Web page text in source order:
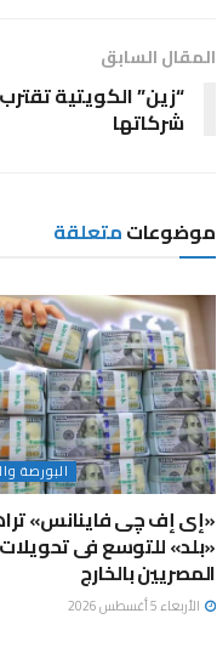
المقال السابق
“زين” الكويتية
شركاتها
موضوعاتمتعلقة
البورصة
«إى إف چى فاينانس»
«بلد» للتوسع فى تحويلات
المصريين بالخارج
الأربعاء 5 أغسطس 2026